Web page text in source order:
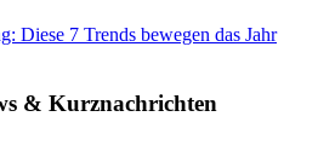
Diese 7 Trends bewegen das Jahr
& Kurznachrichten